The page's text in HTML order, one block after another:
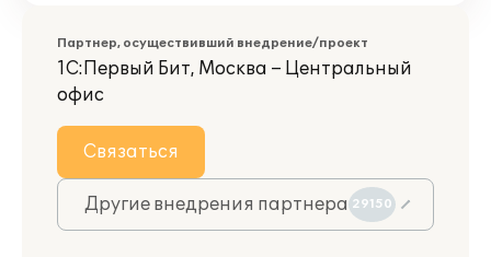
Партнер, осуществивший внедрение/проект
1С:Первый Бит, Москва – Центральный
офис
Связаться
Другие внедрения партнера 29150